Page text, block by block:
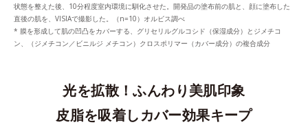
状態を整えた後、10分程度室内環境に馴化させた。開発品の塗布前の肌と、顔に塗布した
直後の肌を、VISIAで撮影した。（n=10）オルビス調べ
* 膜を形成して肌の凹凸をカバーする、グリセリルグルコシド（保湿成分）とジメチコ
ン、（ジメチコン／ビニルジ メチコン）クロスポリマー（カバー成分）の複合成分
光を拡散！ふんわり美肌印象
皮脂を吸着しカバー効果キープ